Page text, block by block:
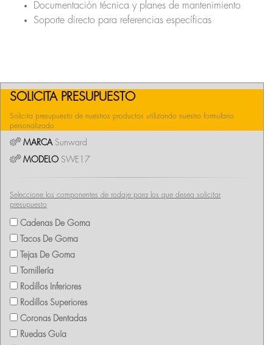
Documentación técnica y planes de mantenimiento
Soporte directo para referencias específicas
SOLICITA PRESUPUESTO
Solicita presupuesto de nuestros productos utilizando nuestro formulario
personalizado
MARCA Sunward
MODELO SWE17
Seleccione los componentes de rodaje para los que desea solicitar
presupuesto
Cadenas De Goma
Tacos De Goma
Tejas De Goma
Tornillería
Rodillos Inferiores
Rodillos Superiores
Coronas Dentadas
Ruedas Guía